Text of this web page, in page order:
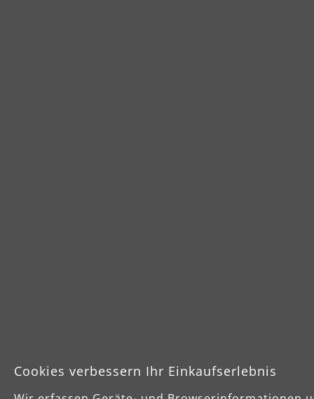
Cookies verbessern Ihr Einkaufserlebnis